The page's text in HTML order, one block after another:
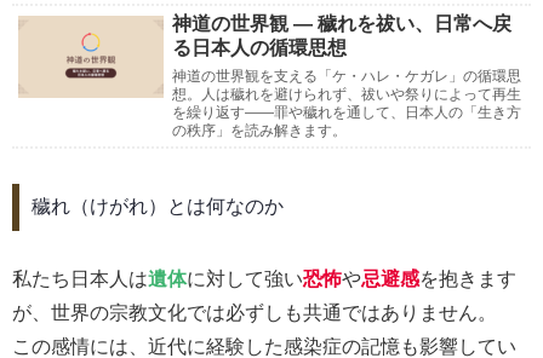
神道の世界観 ― 穢れを祓い、日常へ戻
る日本人の循環思想
神道の世界観を支える「ケ・ハレ・ケガレ」の循環思
想。人は穢れを避けられず、祓いや祭りによって再生
を繰り返す――罪や穢れを通して、日本人の「生き方
の秩序」を読み解きます。
穢れ（けがれ）とは何なのか
私たち日本人は遺体に対して強い恐怖や忌避感を抱きます
が、世界の宗教文化では必ずしも共通ではありません。
この感情には、近代に経験した感染症の記憶も影響してい